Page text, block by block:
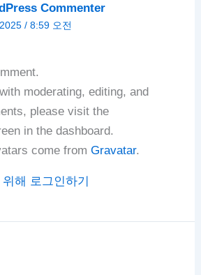
Commenter
/ 8:59 오전
moderating, editing, and
please visit the
in the dashboard.
come from Gravatar.
해 로그인하기